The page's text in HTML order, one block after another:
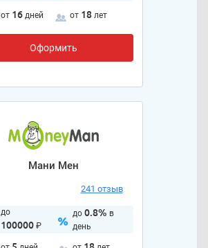
от 16 дней от 18 лет
Оформить
Мани Мен
241 отзыв
до
100000₽
до 0.8% в
день